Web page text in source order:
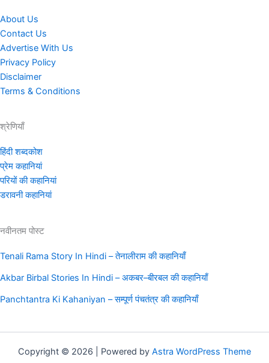
About Us
Contact Us
Advertise With Us
Privacy Policy
Disclaimer
Terms & Conditions
श्रेणियाँ
हिंदी शब्दकोश
प्रेम कहानियां
परियों की कहानियां
डरावनी कहानियां
नवीनतम पोस्ट
Tenali Rama Story In Hindi – तेनालीराम की कहानियाँ
Akbar Birbal Stories In Hindi – अकबर–बीरबल की कहानियाँ
Panchtantra Ki Kahaniyan – सम्पूर्ण पंचतंत्र की कहानियाँ
Copyright © 2026 | Powered by Astra WordPress Theme